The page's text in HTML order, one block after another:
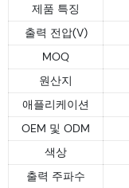
제품 특징
출력 전압(V)
MOQ
원산지
애플리케이션
OEM 및 ODM
색상
출력 주파수